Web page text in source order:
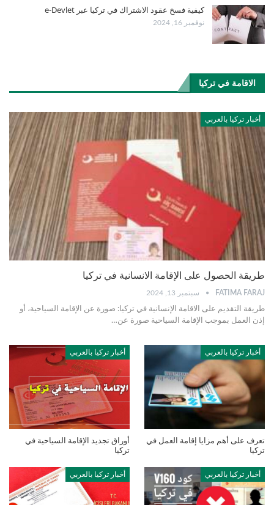
كيفية فسخ عقود الاشتراك في تركيا عبر e-Devlet
نوفمبر 16, 2024
الاقامة في تركيا
أخبار تركيا بالعربي
طريقة الحصول على الإقامة الانسانية في تركيا
FATIMA FARAJ سبتمبر 13, 2024
طريقة التقديم على الاقامة الإنسانية في تركيا: صورة عن الإقامة السياحية، أو
إذن العمل بموجب الإقامة السياحية صورة عن…
أخبار تركيا بالعربي
تعرف على أهم مزايا إقامة العمل في
تركيا
أخبار تركيا بالعربي
أوراق تجديد الإقامة السياحية في
تركيا
أخبار تركيا بالعربي أخبار تركيا بالعربي